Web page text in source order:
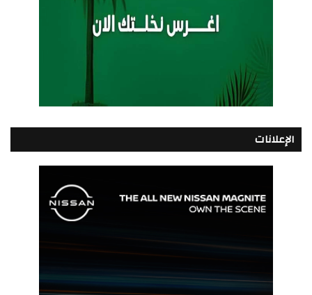
الإعلانات